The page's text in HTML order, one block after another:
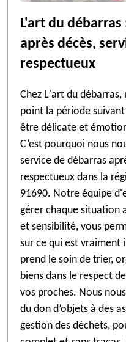
L'art du
après décès,
respectueux
Chez L'art du
point la période
être délicate et
C’est pourquoi nous
service de débarras
respectueux dans la
91690. Notre équipe
gérer chaque situation
et sensibilité, vous
sur ce qui est
prend le soin de trier,
biens dans le respect
vos proches. Nous
du don d’objets à des
gestion des déchets,